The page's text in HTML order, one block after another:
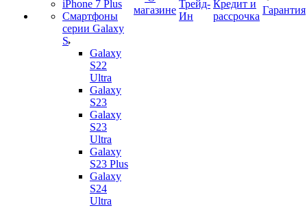
iPhone 7 Plus
Смартфоны
серии Galaxy
S
Galaxy
S22
Ultra
Galaxy
S23
Galaxy
S23
Ultra
Galaxy
S23 Plus
Galaxy
S24
Ultra
магазине
Трейд-
Ин
Кредит и
рассрочка
Гарантия